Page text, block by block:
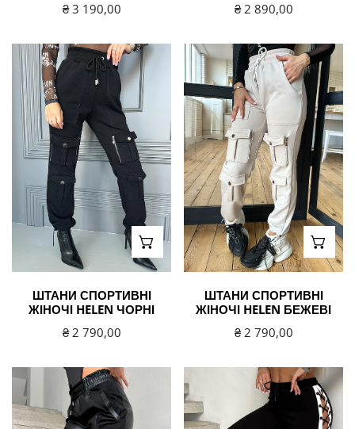
Звичайна
₴ 3 190,00
Звичайна
₴ 2 890,00
Штани
спортивні
жіночі
Helen
чорні
ВИБЕРІТЬ ВАРІАНТИ
ШТАНИ СПОРТИВНІ
ЖІНОЧІ HELEN ЧОРНІ
Звичайна
₴ 2 790,00
Штани
спортивні
жіночі
Helen
бежеві
ШТАНИ СПОРТИВНІ
ЖІНОЧІ HELEN БЕЖЕВІ
Звичайна
₴ 2 790,00
Жіночі
джогери
Lessi
спортивні
штани